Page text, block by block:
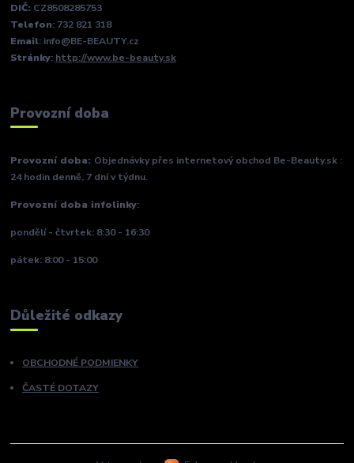
DIČ: CZ8508285753
Telefon: 732 821 318
Email: info@BE-BEAUTY.cz
Stránky: http://www.be-beauty.sk
Provozní doba
Provozní doba: Objednávky přes internetový obchod Be-Beauty.sk :
24 hodin denně, 7 dní v týdnu.
Provozní doba infolinky:
pondělí - čtvrtek: 8:30 - 16:30
pátek: 8:00 - 15:00
Důležité odkazy
OBCHODNÉ PODMIENKY
ČASTÉ DOTAZY